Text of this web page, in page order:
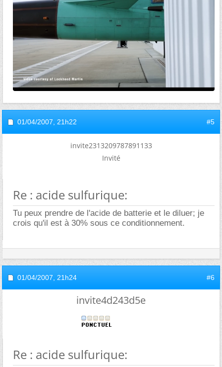
01/04/2007, 21h22 #5
invite2313209787891133
Invité
Re : acide sulfurique:
Tu peux prendre de l'acide de batterie et le diluer; je
crois qu'il est à 30% sous ce conditionnement.
01/04/2007, 21h24 #6
invite4d243d5e
Re : acide sulfurique: